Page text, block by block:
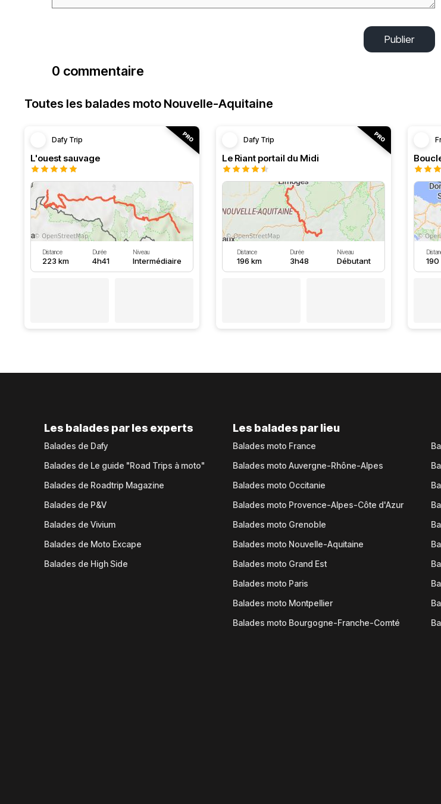
Publier
0 commentaire
Toutes les balades moto Nouvelle-Aquitaine
Dafy Trip
L'ouest sauvage
Distance
223 km
Durée
4h41
Niveau
Intermédiaire
Dafy Trip
Le Riant portail du Midi
Distance
196 km
Durée
3h48
Niveau
Débutant 190
Les balades par les experts
Balades de Dafy
Balades de Le guide "Road Trips à moto"
Balades de Roadtrip Magazine
Balades de P&V
Balades de Vivium
Balades de Moto Excape
Balades de High Side
Les balades par lieu
Balades moto France
Balades moto Auvergne-Rhône-Alpes
Balades moto Occitanie
Balades moto Provence-Alpes-Côte d'Azur
Balades moto Grenoble
Balades moto Nouvelle-Aquitaine
Balades moto Grand Est
Balades moto Paris
Balades moto Montpellier
Balades moto Bourgogne-Franche-Comté